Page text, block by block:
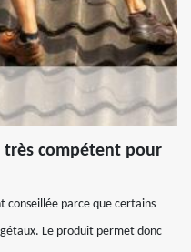
très compétent pour
conseillée parce que certains
Le produit permet donc